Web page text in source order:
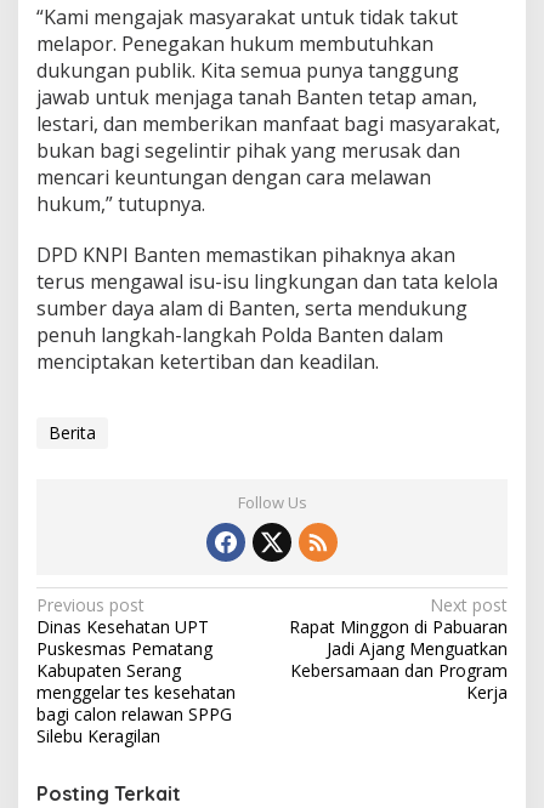
“Kami mengajak masyarakat untuk tidak takut
melapor. Penegakan hukum membutuhkan
dukungan publik. Kita semua punya tanggung
jawab untuk menjaga tanah Banten tetap aman,
lestari, dan memberikan manfaat bagi masyarakat,
bukan bagi segelintir pihak yang merusak dan
mencari keuntungan dengan cara melawan
hukum,” tutupnya.
DPD KNPI Banten memastikan pihaknya akan
terus mengawal isu-isu lingkungan dan tata kelola
sumber daya alam di Banten, serta mendukung
penuh langkah-langkah Polda Banten dalam
menciptakan ketertiban dan keadilan.
Berita
Follow Us
Post
navigation
Previous post
Dinas Kesehatan UPT
Puskesmas Pematang
Kabupaten Serang
menggelar tes kesehatan
bagi calon relawan SPPG
Silebu Keragilan
Next post
Rapat Minggon di Pabuaran
Jadi Ajang Menguatkan
Kebersamaan dan Program
Kerja
Posting Terkait